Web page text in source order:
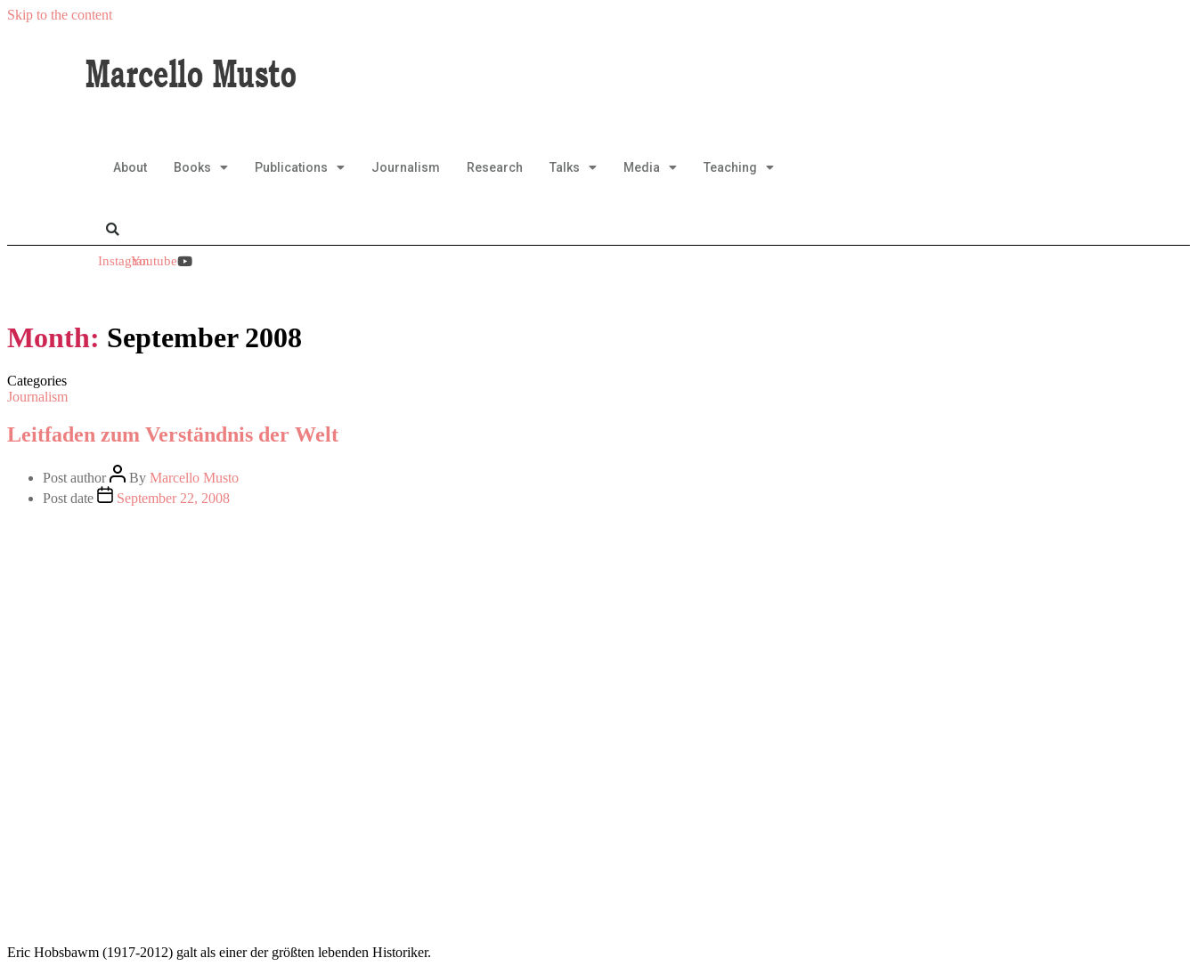
Skip to the content
About Books Publications Journalism Research Talks Media Teaching
InstagramYoutube
Month: September 2008
Categories
Journalism
Leitfaden zum Verständnis der Welt
Post author By Marcello Musto
Post date
September 22, 2008
Eric Hobsbawm (1917-2012) galt als einer der größten lebenden Historiker.